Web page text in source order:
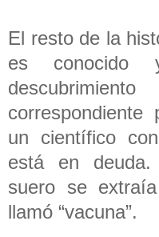
El resto de la
es
un científico
está en
suero se
llamó “vacuna”.